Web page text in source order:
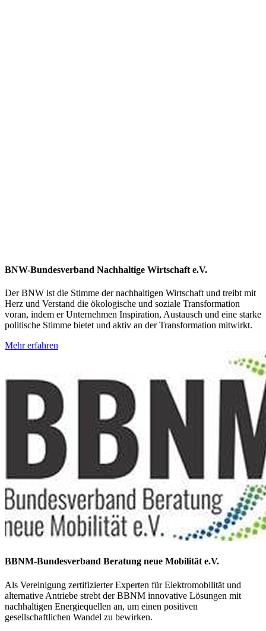
BNW-Bundesverband Nachhaltige Wirtschaft e.V.
Der BNW ist die Stimme der nachhaltigen Wirtschaft und treibt mit
Herz und Verstand die ökologische und soziale Transformation
voran, indem er Unternehmen Inspiration, Austausch und eine starke
politische Stimme bietet und aktiv an der Transformation mitwirkt.
Mehr erfahren
BBNM-Bundesverband Beratung neue Mobilität e.V.
Als Vereinigung zertifizierter Experten für Elektromobilität und
alternative Antriebe strebt der BBNM innovative Lösungen mit
nachhaltigen Energiequellen an, um einen positiven
gesellschaftlichen Wandel zu bewirken.